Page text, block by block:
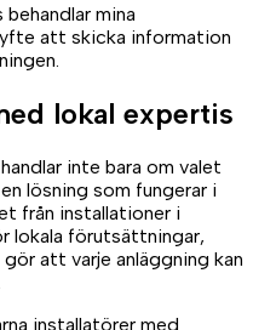
mina
att skicka information
lokal expertis
inte bara om valet
lösning som fungerar i
från installationer i
lokala förutsättningar,
att varje anläggning kan
installatörer med